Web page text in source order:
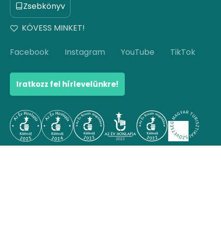
Zsebkönyv
KÖVESS MINKET!
Facebook Instagram YouTube TikTok
Iratkozz fel hírlevelünkre!